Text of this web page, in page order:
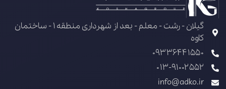
گیلان - رشت - معلم - بعد از شهرداری منطقه 1 - ساختمان
کاوه
09336441550
013-91002552
info@adko.ir